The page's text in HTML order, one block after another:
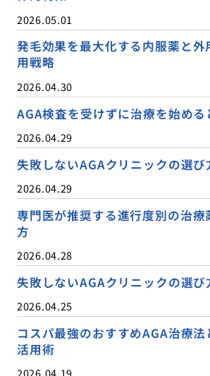
2026.05.01
発毛効果を最大化する内服薬と
用戦略
2026.04.30
AGA検査を受けずに治療を始め
2026.04.29
失敗しないAGAクリニックの選び
2026.04.29
専門医が推奨する進行度別の治
方
2026.04.28
失敗しないAGAクリニックの選び
2026.04.25
コスパ最強のおすすめAGA治療
活用術
2026.04.19